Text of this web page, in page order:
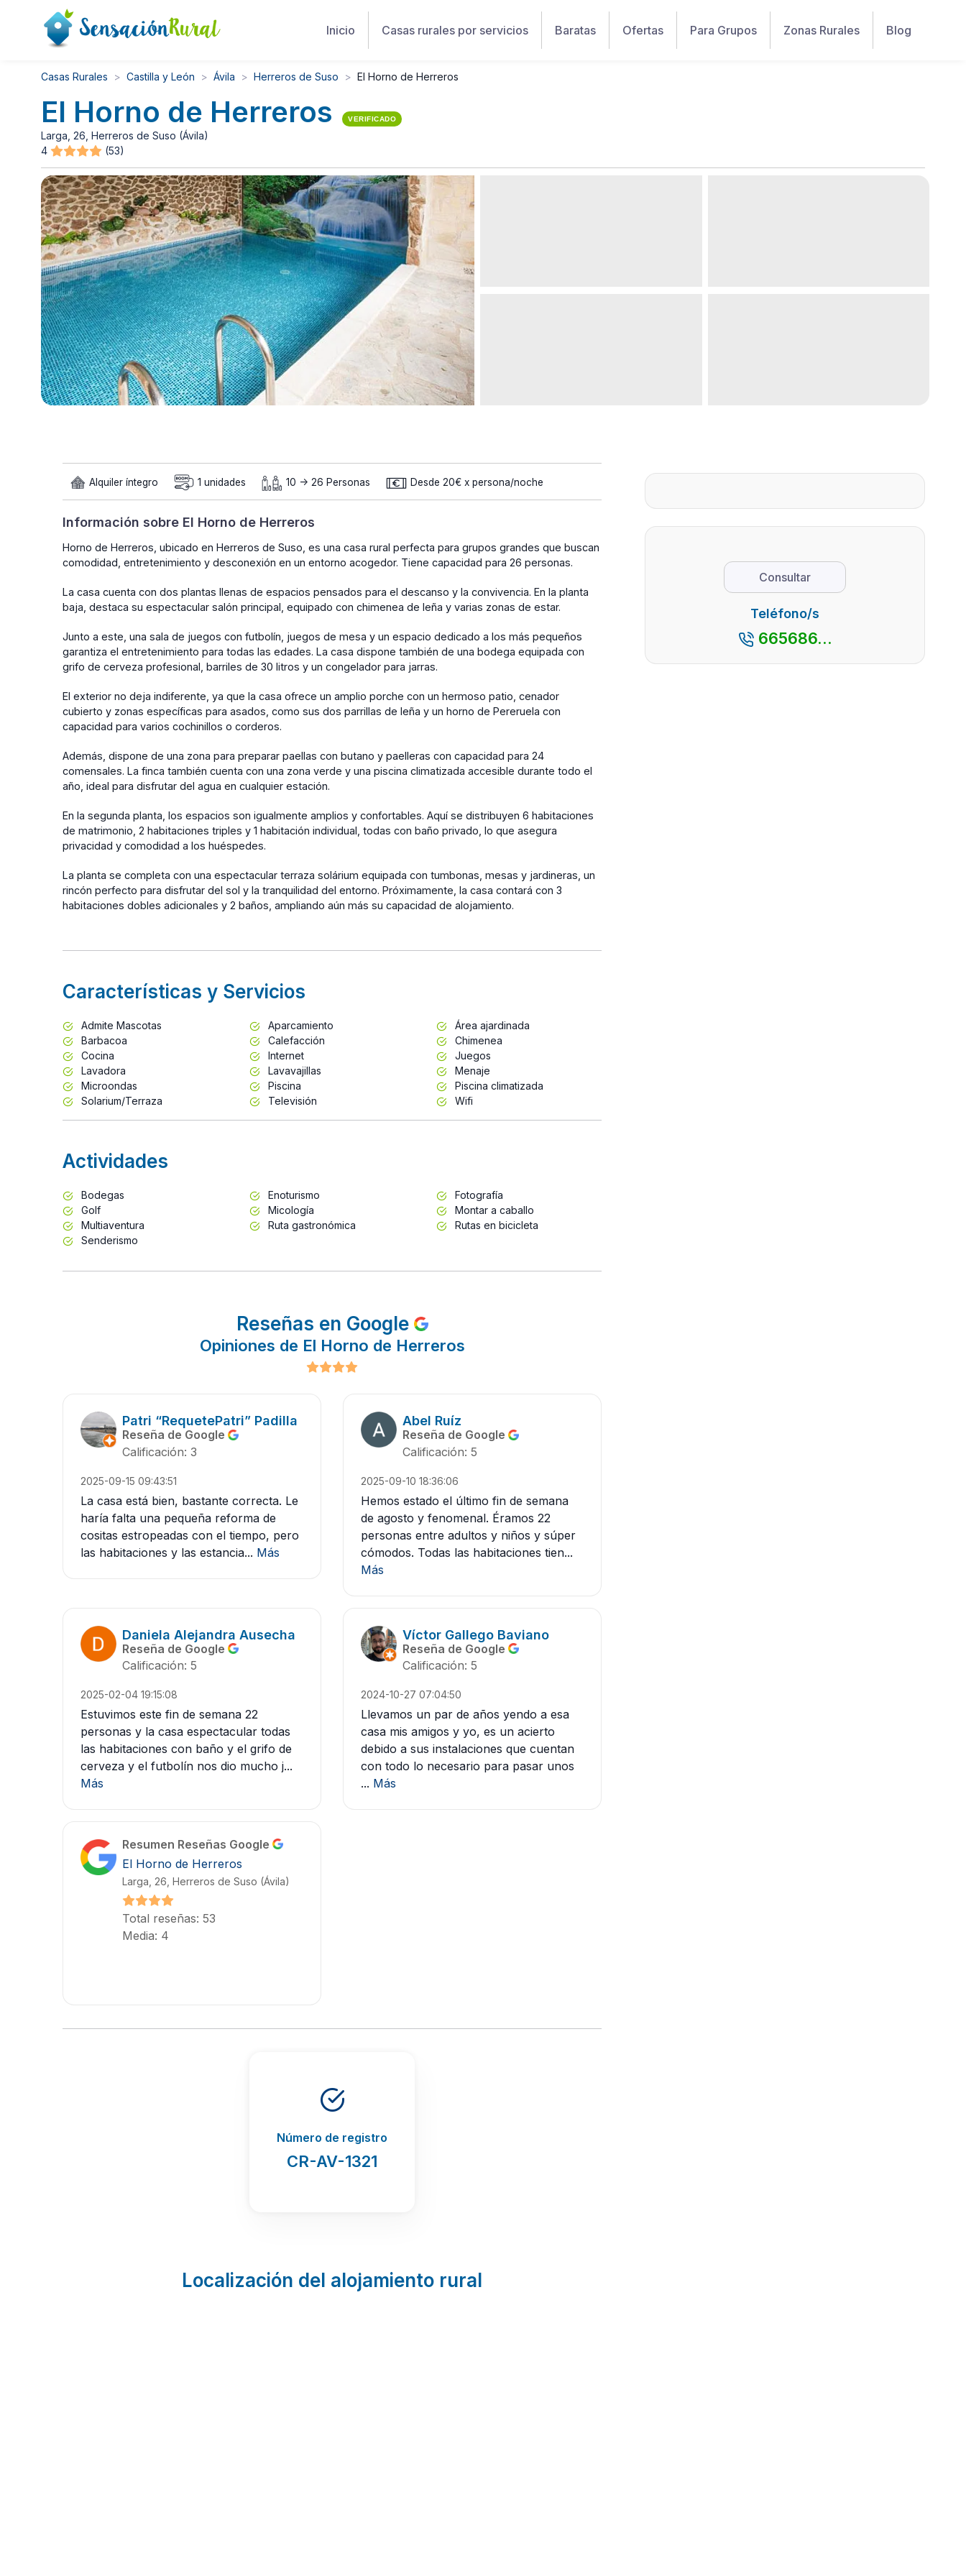
Inicio Casas rurales por servicios Baratas Ofertas Para Grupos Zonas Rurales Blog
Casas Rurales Castilla y León Ávila Herreros de Suso El Horno de Herreros
El Horno de Herreros VERIFICADO
Larga, 26, Herreros de Suso (Ávila)
4
(53)
Alquiler íntegro 1 unidades 10 -> 26 Personas Desde 20€ x persona/noche
Información sobre El Horno de Herreros
Horno de Herreros, ubicado en Herreros de Suso, es una casa rural perfecta para grupos grandes que buscan
comodidad, entretenimiento y desconexión en un entorno acogedor. Tiene capacidad para 26 personas.
La casa cuenta con dos plantas llenas de espacios pensados para el descanso y la convivencia. En la planta
baja, destaca su espectacular salón principal, equipado con chimenea de leña y varias zonas de estar.
Junto a este, una sala de juegos con futbolín, juegos de mesa y un espacio dedicado a los más pequeños
garantiza el entretenimiento para todas las edades. La casa dispone también de una bodega equipada con
grifo de cerveza profesional, barriles de 30 litros y un congelador para jarras.
El exterior no deja indiferente, ya que la casa ofrece un amplio porche con un hermoso patio, cenador
cubierto y zonas específicas para asados, como sus dos parrillas de leña y un horno de Pereruela con
capacidad para varios cochinillos o corderos.
Además, dispone de una zona para preparar paellas con butano y paelleras con capacidad para 24
comensales. La finca también cuenta con una zona verde y una piscina climatizada accesible durante todo el
año, ideal para disfrutar del agua en cualquier estación.
En la segunda planta, los espacios son igualmente amplios y confortables. Aquí se distribuyen 6 habitaciones
de matrimonio, 2 habitaciones triples y 1 habitación individual, todas con baño privado, lo que asegura
privacidad y comodidad a los huéspedes.
La planta se completa con una espectacular terraza solárium equipada con tumbonas, mesas y jardineras, un
rincón perfecto para disfrutar del sol y la tranquilidad del entorno. Próximamente, la casa contará con 3
habitaciones dobles adicionales y 2 baños, ampliando aún más su capacidad de alojamiento.
Características y Servicios
Admite Mascotas Aparcamiento
Área ajardinada
Barbacoa
Calefacción
Chimenea
Cocina
Internet
Juegos
Lavadora
Lavavajillas
Menaje
Microondas
Piscina
Piscina climatizada
Solarium/Terraza
Televisión Wifi
Actividades
Bodegas Enoturismo
Fotografía
Golf
Micología
Montar a caballo
Multiaventura
Ruta gastronómica
Rutas en bicicleta
Senderismo
Reseñas en Google
Opiniones de El Horno de Herreros
Patri “RequetePatri” Padilla
Reseña de Google
Calificación: 3
2025-09-15 09:43:51
La casa está bien, bastante correcta. Le
haría falta una pequeña reforma de
cositas estropeadas con el tiempo, pero
las habitaciones y las estancia... Más
Abel Ruíz
Reseña de Google
Calificación: 5
2025-09-10 18:36:06
Hemos estado el último fin de semana
de agosto y fenomenal. Éramos 22
personas entre adultos y niños y súper
cómodos. Todas las habitaciones tien...
Más
Daniela Alejandra Ausecha
Reseña de Google
Calificación: 5
2025-02-04 19:15:08
Estuvimos este fin de semana 22
personas y la casa espectacular todas
las habitaciones con baño y el grifo de
cerveza y el futbolín nos dio mucho j...
Más
Víctor Gallego Baviano
Reseña de Google
Calificación: 5
2024-10-27 07:04:50
Llevamos un par de años yendo a esa
casa mis amigos y yo, es un acierto
debido a sus instalaciones que cuentan
con todo lo necesario para pasar unos
... Más
Resumen Reseñas Google
El Horno de Herreros
Larga, 26, Herreros de Suso (Ávila)
Total reseñas: 53
Media: 4
Número de registro
CR-AV-1321
Localización del alojamiento rural
Consultar
Teléfono/s
665686...